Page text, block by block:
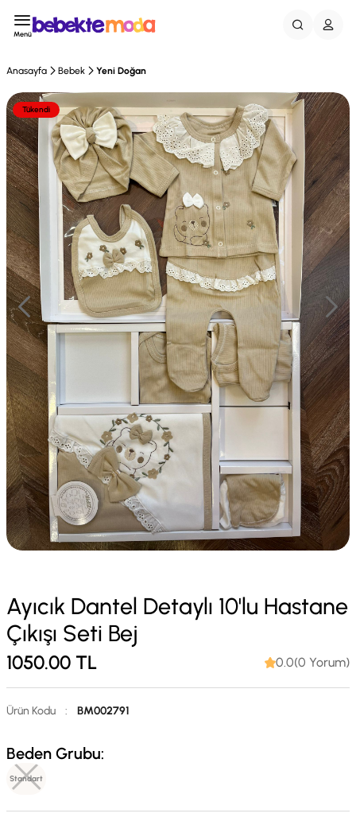
Menü
Anasayfa Bebek Yeni Doğan
Tükendi
Ayıcık Dantel Detaylı 10'lu Hastane
Çıkışı Seti Bej
1050.00 TL 0.0(0 Yorum)
Ürün Kodu : BM002791
Beden Grubu:
Standart